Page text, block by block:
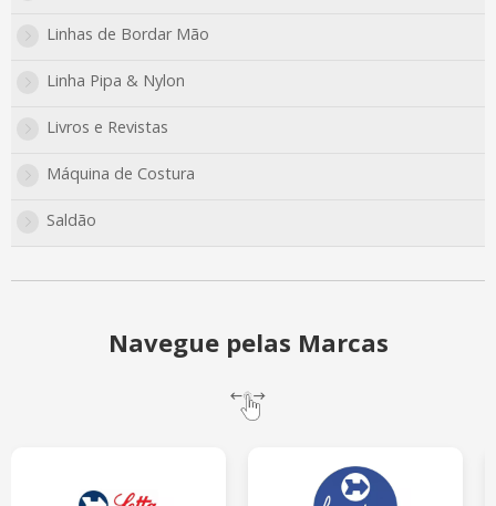
Linhas de Bordar Mão
Linha Pipa & Nylon
Livros e Revistas
Máquina de Costura
Saldão
Navegue pelas Marcas